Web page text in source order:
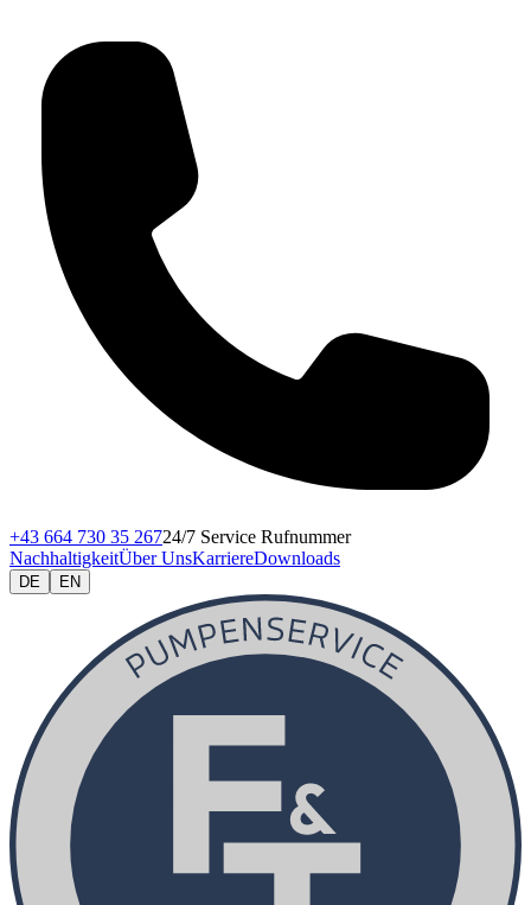
+43 664 730 35 26724/7 Service Rufnummer
NachhaltigkeitÜber UnsKarriereDownloads
DE EN